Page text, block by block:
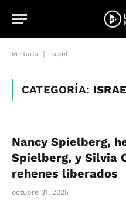
Portada israel
CATEGORÍA:
Nancy Spielberg,
Spielberg, y Silvia
rehenes liberados
octubre 31, 2025